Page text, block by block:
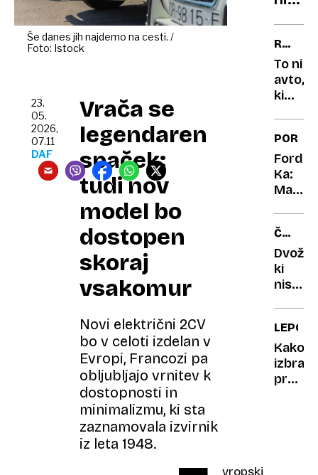
Še danes jih najdemo na cesti. /
Foto: Istock
Vrača se
legendaren
spaček:
tudi nov
model bo
dostopen
skoraj
vsakomur
Novi električni 2CV
bo v celoti izdelan v
Evropi, Francozi pa
obljubljajo vrnitev k
dostopnosti in
minimalizmu, ki sta
zaznamovala izvirnik
iz leta 1948.
23.
05.
2026,
07.11
DAF
vropski
ki
so
CLIO
To ni
avto,
ki
vozila
dedek
in
babica
Ford
Ka:
Mali
je
upal
biti
čuden
ČUDNI
ki
niso
LEPOTA
Kako
izbrati
pravo